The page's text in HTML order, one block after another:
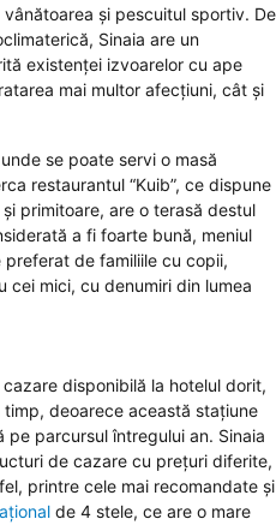
şi pescuitul sportiv. De
Sinaia are un
existenţei izvoarelor cu ape
mai multor afecţiuni, cât şi
se poate servi o masă
restaurantul “Kuib”, ce dispune
primitoare, are o terasă destul
a fi foarte bună, meniul
de familiile cu copii,
cei mici, cu denumiri din lumea
disponibilă la hotelul dorit,
deoarece această staţiune
parcursul întregului an. Sinaia
de cazare cu preţuri diferite,
printre cele mai recomandate şi
de 4 stele, ce are o mare